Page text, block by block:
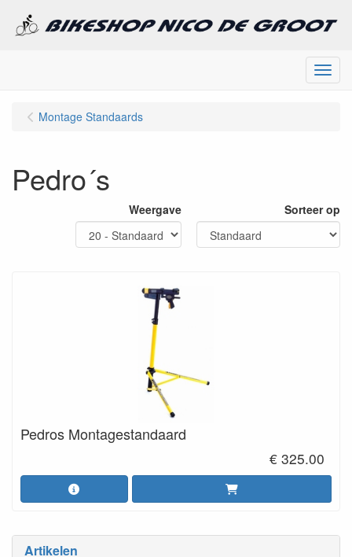
Menu
Artikelen
Montage Standaards
Pedro´s
Weergave Sorteer op
Pedros Montagestandaard
€ 325.00